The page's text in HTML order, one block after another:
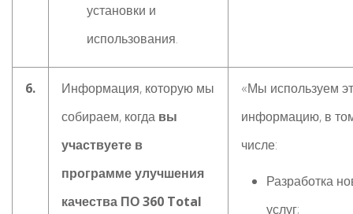
установки и
использования.
6.
Информация, которую мы
собираем, когда вы
участвуете в
программе улучшения
качества ПО 360 Total
«Мы используем
информацию, в
числе:
Разработка
услуг;